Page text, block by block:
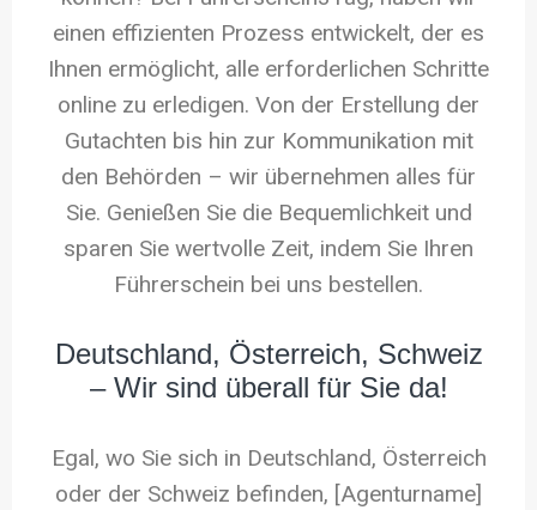
einen effizienten Prozess entwickelt, der es
Ihnen ermöglicht, alle erforderlichen Schritte
online zu erledigen. Von der Erstellung der
Gutachten bis hin zur Kommunikation mit
den Behörden – wir übernehmen alles für
Sie. Genießen Sie die Bequemlichkeit und
sparen Sie wertvolle Zeit, indem Sie Ihren
Führerschein bei uns bestellen.
Deutschland, Österreich, Schweiz
– Wir sind überall für Sie da!
Egal, wo Sie sich in Deutschland, Österreich
oder der Schweiz befinden, [Agenturname]